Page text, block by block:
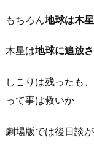
もちろん地球は木
木星は地球に追放
しこりは残ったも
って事は救いか
劇場版では後日談